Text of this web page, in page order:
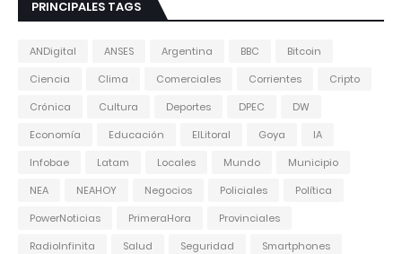
PRINCIPALES TAGS
ANDigital ANSES Argentina BBC
Bitcoin
Ciencia
Clima Comerciales Corrientes
Cripto
Crónica
Cultura Deportes DPEC
DW
Economía
Educación ElLitoral Goya
IA
Infobae
Latam Locales Mundo
Municipio
NEA
NEAHOY Negocios Policiales
Política
PowerNoticias
PrimeraHora
Provinciales
RadioInfinita
Salud Seguridad
Smartphones